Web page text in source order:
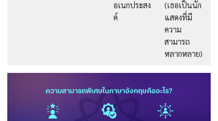
อเนกประสง
ค์
(เธอเป็นนัก
แสดงที่มี
ความ
สามารถ
หลากหลาย)